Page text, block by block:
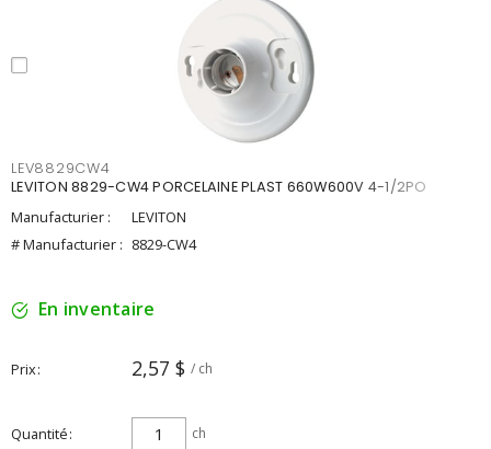
LEV8829CW4
LEVITON 8829-CW4 PORCELAINE PLAST 660W600V 4-1/2PO
Manufacturier :
LEVITON
# Manufacturier : 8829-CW4
En inventaire
Prix 2,57 $ / ch
Quantité ch